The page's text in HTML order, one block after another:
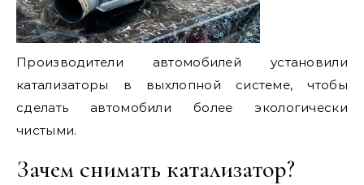
Производители автомобилей установили
катализаторы в выхлопной системе, чтобы
сделать автомобили более экологически
чистыми.
Зачем снимать катализатор?